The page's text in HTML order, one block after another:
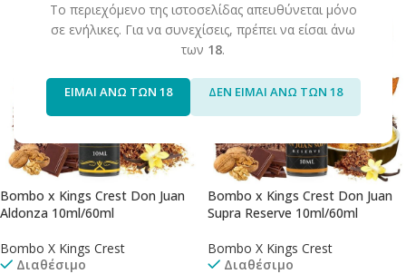
Το περιεχόμενο της ιστοσελίδας απευθύνεται μόνο
σε ενήλικες. Για να συνεχίσεις, πρέπει να είσαι άνω
των 18.
ΕΙΜΑΙ ΑΝΩ ΤΩΝ 18 ΔΕΝ ΕΙΜΑΙ ΑΝΩ ΤΩΝ 18
Bombo x Kings Crest Don Juan
Aldonza 10ml/60ml
Bombo X Kings Crest
Διαθέσιμο
Bombo x Kings Crest Don Juan
Supra Reserve 10ml/60ml
Bombo X Kings Crest
Διαθέσιμο